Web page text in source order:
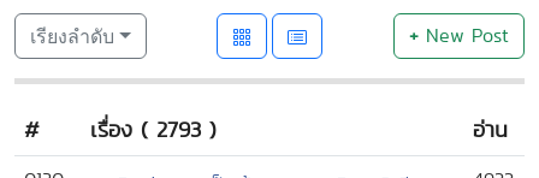
เรียงลำดับ +New Post
# เรื่อง ( 2793 ) อ่าน